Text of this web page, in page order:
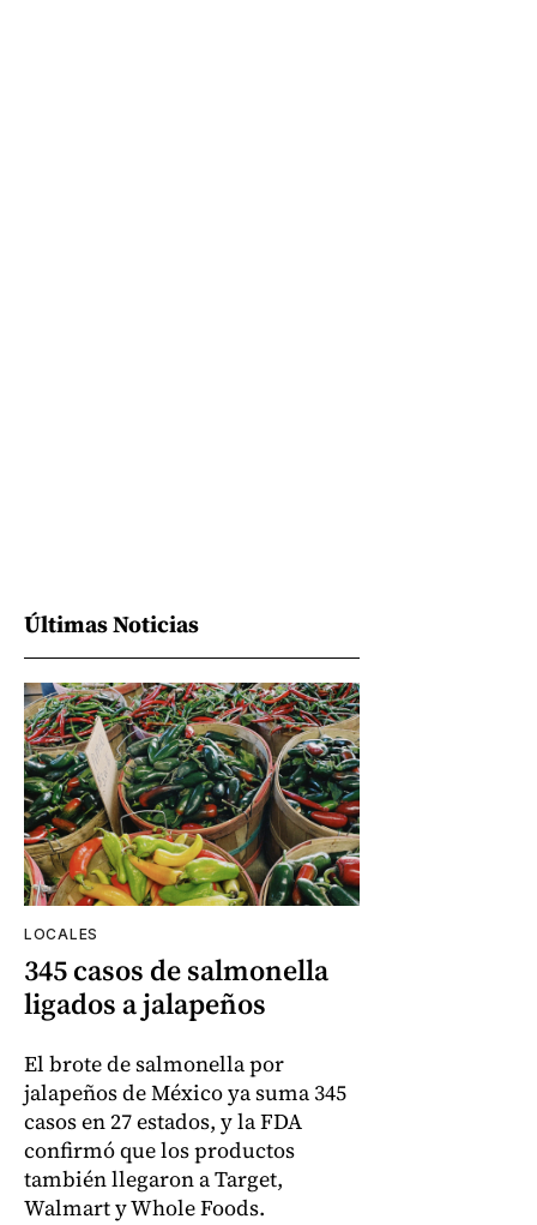
Últimas Noticias
LOCALES
345 casos de salmonella
ligados a jalapeños
El brote de salmonella por
jalapeños de México ya suma 345
casos en 27 estados, y la FDA
confirmó que los productos
también llegaron a Target,
Walmart y Whole Foods.